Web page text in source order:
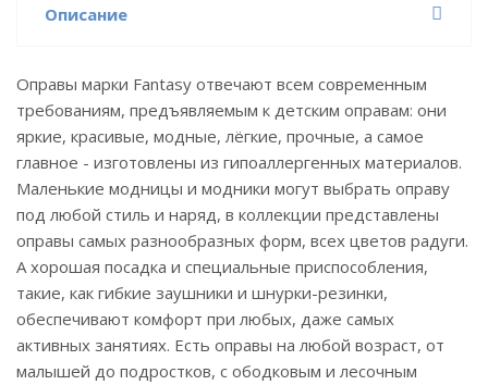
Описание
Оправы марки Fantasy отвечают всем современным
требованиям, предъявляемым к детским оправам: они
яркие, красивые, модные, лёгкие, прочные, а самое
главное - изготовлены из гипоаллергенных материалов.
Маленькие модницы и модники могут выбрать оправу
под любой стиль и наряд, в коллекции представлены
оправы самых разнообразных форм, всех цветов радуги.
А хорошая посадка и специальные приспособления,
такие, как гибкие заушники и шнурки-резинки,
обеспечивают комфорт при любых, даже самых
активных занятиях. Есть оправы на любой возраст, от
малышей до подростков, с ободковым и лесочным